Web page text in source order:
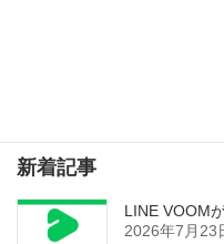
新着記事
LINE VOOM
2026年7月23